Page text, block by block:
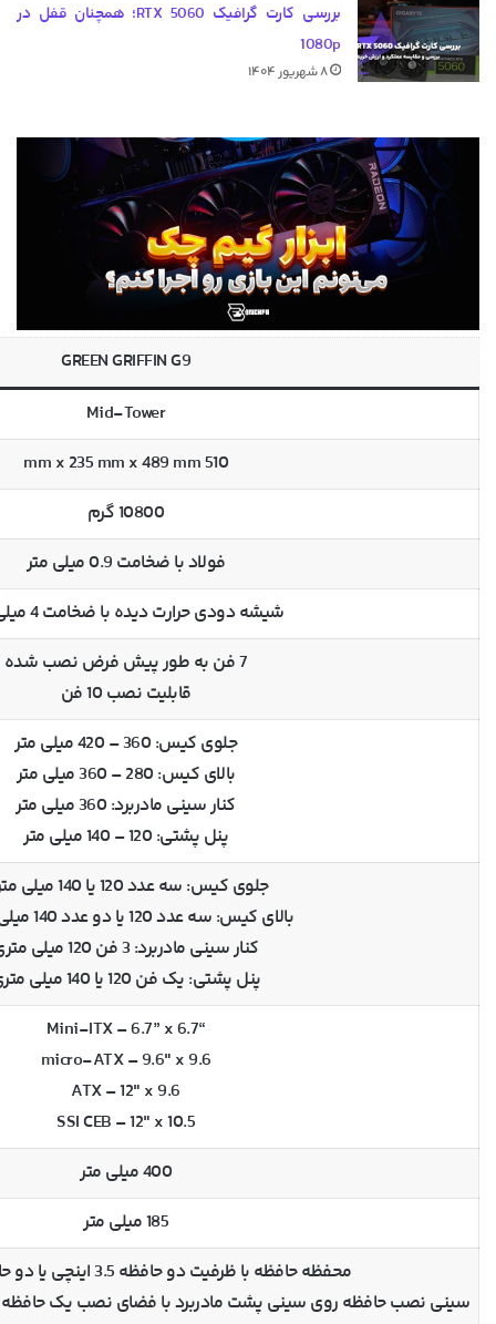
بررسی کارت گرافیک RTX 5060؛ همچنان قفل در
1080p
۸ شهریور ۱۴۰۴
GREEN GRIFFIN G9
Mid-Tower
510 mm x 235 mm x 489 mm
10800 گرم
فولاد با ضخامت 0.9 میلی متر
شیشه دودی حرارت دیده با ضخامت 4 میلی متر
7 فن به طور پیش فرض نصب شده
قابلیت نصب 10 فن
جلوی کیس: 360 – 420 میلی متر
بالای کیس: 280 – 360 میلی متر
کنار سینی مادربرد: 360 میلی متر
پنل پشتی: 120 – 140 میلی متر
جلوی کیس: سه عدد 120 یا 140 میلی متری
بالای کیس: سه عدد 120 یا دو عدد 140 میلی متری
کنار سینی مادربرد: 3 فن 120 میلی متری
پنل پشتی: یک فن 120 یا 140 میلی متری
“Mini-ITX – 6.7” x 6.7
micro-ATX – 9.6″ x 9.6
ATX – 12″ x 9.6
SSI CEB – 12″ x 10.5
400 میلی متر
185 میلی متر
محفظه حافظه با ظرفیت دو حافظه 3.5 اینچی یا دو حافظه 2.5 اینچی
سینی نصب حافظه روی سینی پشت مادربرد با فضای نصب یک حافظه 3.5 اینچی یا دو حافظه 2.5